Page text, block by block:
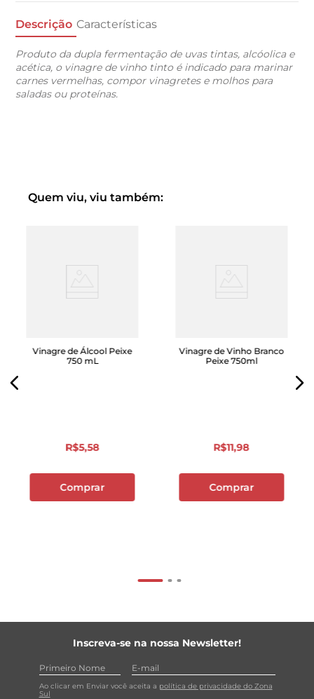
Descrição Características
Produto da dupla fermentação de uvas tintas, alcóolica e
acética, o vinagre de vinho tinto é indicado para marinar
carnes vermelhas, compor vinagretes e molhos para
saladas ou proteínas.
Quem viu, viu também:
Vinagre de Álcool Peixe
750 mL
R$5,58
Comprar
Vinagre de Vinho Branco
Peixe 750ml
R$11,98
Comprar
Inscreva-se na nossa Newsletter!
Ao clicar em Enviar você aceita a política de privacidade do Zona
Sul